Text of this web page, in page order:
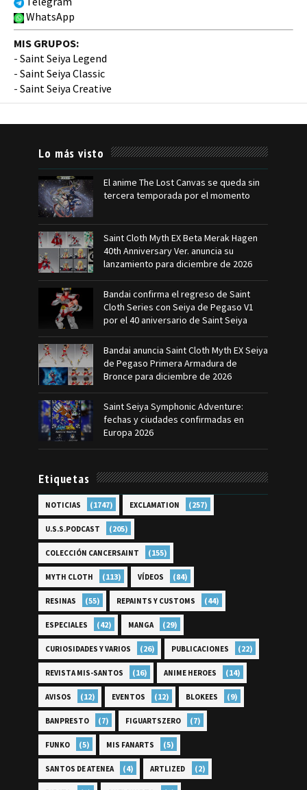
WhatsApp
MIS GRUPOS:
- Saint Seiya Legend
- Saint Seiya Classic
- Saint Seiya Creative
Lo más visto
El anime The Lost Canvas se queda sin
tercera temporada por el momento
Saint Cloth Myth EX Beta Merak Hagen
40th Anniversary Ver. anuncia su
lanzamiento para diciembre de 2026
Bandai confirma el regreso de Saint
Cloth Series con Seiya de Pegaso V1
por el 40 aniversario de Saint Seiya
Bandai anuncia Saint Cloth Myth EX Seiya
de Pegaso Primera Armadura de
Bronce para diciembre de 2026
Saint Seiya Symphonic Adventure:
fechas y ciudades confirmadas en
Europa 2026
Etiquetas
NOTICIAS (1747) EXCLAMATION (257)
U.S.S.PODCAST (205)
COLECCIÓN CANCERSAINT (155)
MYTH CLOTH (113) VÍDEOS (84)
RESINAS (55) REPAINTS Y CUSTOMS (44)
ESPECIALES (42) MANGA (29)
CURIOSIDADES Y VARIOS (26) PUBLICACIONES (22)
REVISTA MIS-SANTOS (16) ANIME HEROES (14)
AVISOS (12) EVENTOS (12) BLOKEES (9)
BANPRESTO (7) FIGUARTSZERO (7)
FUNKO (5) MIS FANARTS (5)
SANTOS DE ATENEA (4) ARTLIZED (2)